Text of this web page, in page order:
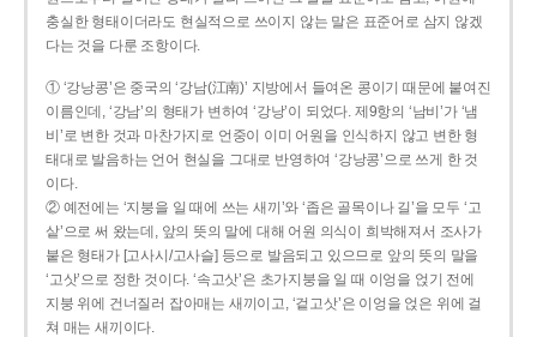
충실한 형태이더라도 현실적으로 쓰이지 않는 말은 표준어로 삼지 않겠
다는 것을 다룬 조항이다.
① ‘강낭콩’은 중국의 ‘강남(江南)’ 지방에서 들여온 콩이기 때문에 붙여진
이름인데, ‘강남’의 형태가 변하여 ‘강낭’이 되었다. 제9항의 ‘남비’가 ‘냄
비’로 변한 것과 마찬가지로 언중이 이미 어원을 인식하지 않고 변한 형
태대로 발음하는 언어 현실을 그대로 반영하여 ‘강낭콩’으로 쓰게 한 것
이다.
② 예전에는 ‘지붕을 일 때에 쓰는 새끼’와 ‘좁은 골목이나 길’을 모두 ‘고
샅’으로 써 왔는데, 앞의 뜻의 말에 대해 어원 의식이 희박해져서 조사가
붙은 형태가 [고사시/고사슬] 등으로 발음되고 있으므로 앞의 뜻의 말을
‘고삿’으로 정한 것이다. ‘속고삿’은 초가지붕을 일 때 이엉을 얹기 전에
지붕 위에 건너질러 잡아매는 새끼이고, ‘겉고삿’은 이엉을 얹은 위에 걸
쳐 매는 새끼이다.